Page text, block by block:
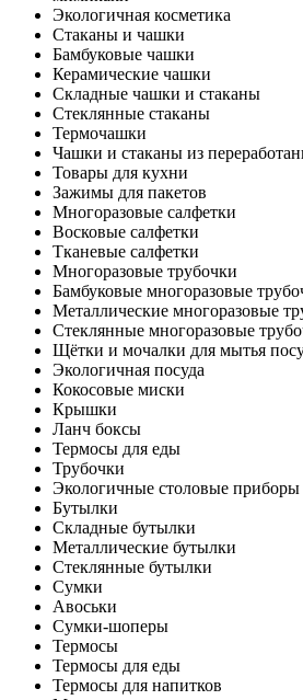
Экологичная косметика
Стаканы и чашки
Бамбуковые чашки
Керамические чашки
Складные чашки и стаканы
Стеклянные стаканы
Термочашки
Чашки и стаканы из
Товары для кухни
Зажимы для пакетов
Многоразовые салфетки
Восковые салфетки
Тканевые салфетки
Многоразовые трубочки
Бамбуковые многоразовые
Металлические многоразовые
Стеклянные многоразовые
Щётки и мочалки для мытья
Экологичная посуда
Кокосовые миски
Крышки
Ланч боксы
Термосы для еды
Трубочки
Экологичные столовые приборы
Бутылки
Складные бутылки
Металлические бутылки
Стеклянные бутылки
Сумки
Авоськи
Сумки-шоперы
Термосы
Термосы для еды
Термосы для напитков